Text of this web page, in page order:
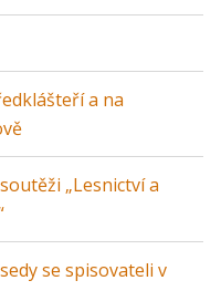
a na
„Lesnictví a
se spisovateli v